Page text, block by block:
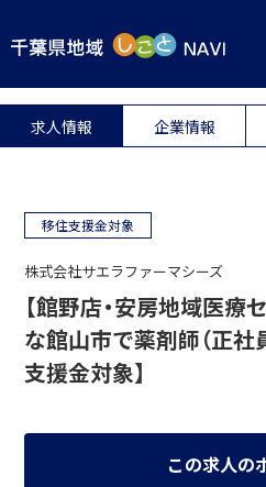
求人情報 企業情報
移住支援金対象
株式会社サエラファーマシーズ
【館野店・安房地域医療
な館山市で薬剤師（正社
支援金対象】
この求人の